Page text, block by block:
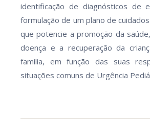
identificação de diagnósticos de
formulação de um plano de
que potencie a promoção da
doença e a recuperação da
família, em função das suas
situações comuns de Urgência